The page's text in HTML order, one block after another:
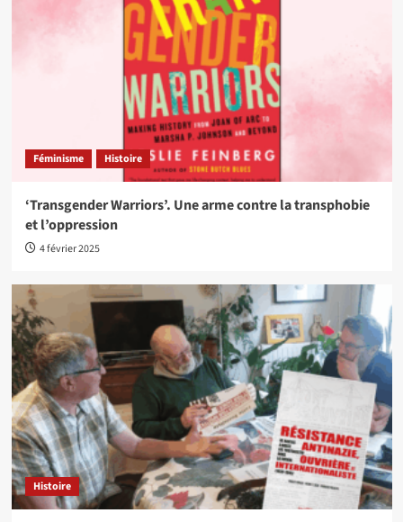
Féminisme Histoire
‘Transgender Warriors’. Une arme contre la transphobie
et l’oppression
4 février 2025
Histoire